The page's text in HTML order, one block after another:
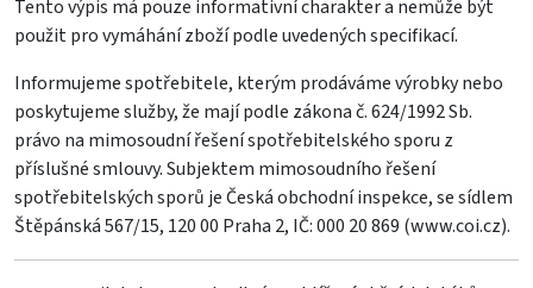
Tento výpis má pouze informativní charakter a nemůže být
použit pro vymáhání zboží podle uvedených specifikací.
Informujeme spotřebitele, kterým prodáváme výrobky nebo
poskytujeme služby, že mají podle zákona č. 624/1992 Sb.
právo na mimosoudní řešení spotřebitelského sporu z
příslušné smlouvy. Subjektem mimosoudního řešení
spotřebitelských sporů je Česká obchodní inspekce, se sídlem
Štěpánská 567/15, 120 00 Praha 2, IČ: 000 20 869 (www.coi.cz).